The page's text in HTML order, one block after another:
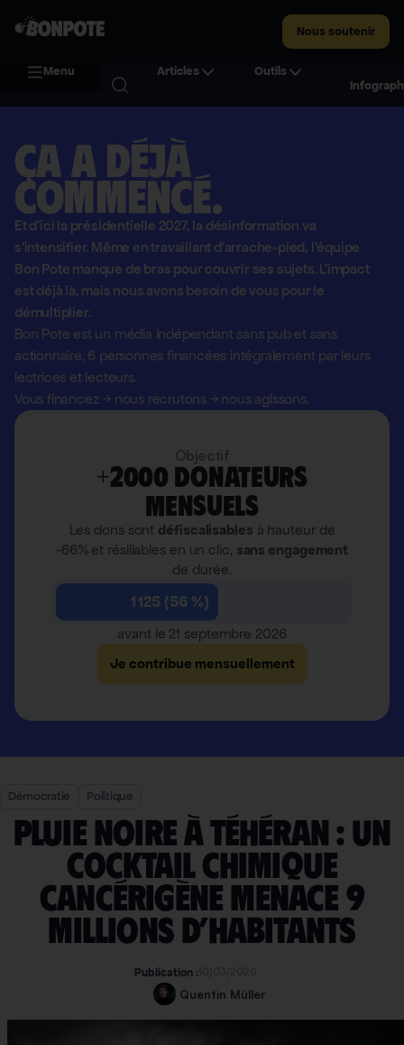
Nous soutenir
Menu Articles
Outils
Ça a déjà
commencé.
Et d'ici la présidentielle 2027, la désinformation va
s'intensifier. Même en travaillant d'arrache-pied, l'équipe
Bon Pote manque de bras pour couvrir ses sujets. L'impact
est déjà là, mais nous avons besoin de vous pour le
démultiplier.
Bon Pote est un média indépendant sans pub et sans
actionnaire, 6 personnes financées intégralement par leurs
lectrices et lecteurs.
Vous financez→ nous recrutons →nous agissons.
+2000 donateurs
mensuels
Les dons sont défiscalisables à hauteur de
-66% et résiliables en un clic, sans engagement
de durée.
1 125 (56 %)
avant le 21 septembre 2026
Je contribue mensuellement
Démocratie Politique
Pluie noire à Téhéran : un
cocktail chimique
cancérigène menace 9
millions d’habitants
Publication :10/03/2026
Quentin Müller